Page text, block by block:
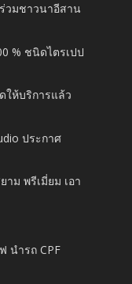
วมชาวนาอีสาน
% ชนิดไตรเปป
ให้บริการแล้ว
ประกาศ
าม พรีเมี่ยม เอา
นำรถ CPF